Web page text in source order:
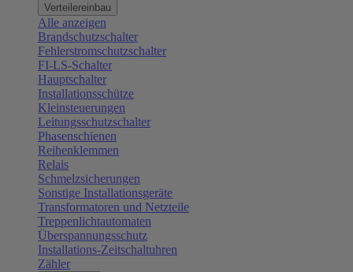
Verteilereinbau
Alle anzeigen
Brandschutzschalter
Fehlerstromschutzschalter
FI-LS-Schalter
Hauptschalter
Installationsschütze
Kleinsteuerungen
Leitungsschutzschalter
Phasenschienen
Reihenklemmen
Relais
Schmelzsicherungen
Sonstige Installationsgeräte
Transformatoren und Netzteile
Treppenlichtautomaten
Überspannungsschutz
Installations-Zeitschaltuhren
Zähler